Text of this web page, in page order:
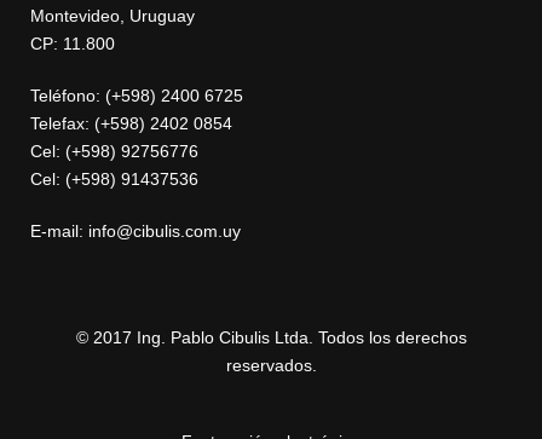
Montevideo, Uruguay
CP: 11.800
Teléfono: (+598) 2400 6725
Telefax: (+598) 2402 0854
Cel: (+598) 92756776
Cel: (+598) 91437536
E-mail: info@cibulis.com.uy
© 2017 Ing. Pablo Cibulis Ltda. Todos los derechos
reservados.